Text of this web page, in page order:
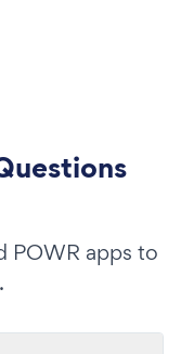
POWR apps to